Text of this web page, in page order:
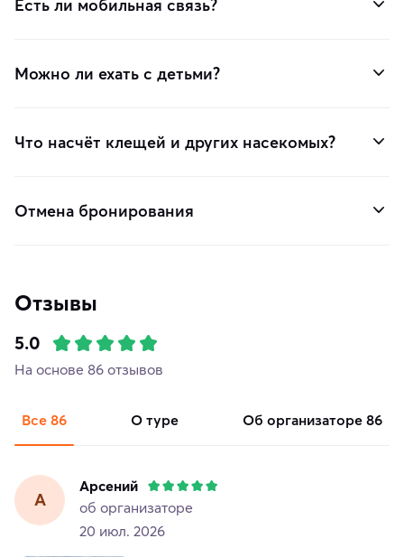
Есть ли мобильная связь?
Можно ли ехать с детьми?
Что насчёт клещей и других насекомых?
Отмена бронирования
Отзывы
5.0
На основе 86 отзывов
Все 86 о туре об организаторе 86
А
Арсений
об организаторе
20 июл. 2026